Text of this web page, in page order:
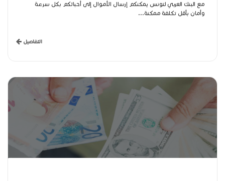
مع البنك العربي لتونس يمكنكم إرسال الأموال إلى أحبائكم بكل سرعة
وأمان بأقل تكلفة ممكنة...
التفاصيل